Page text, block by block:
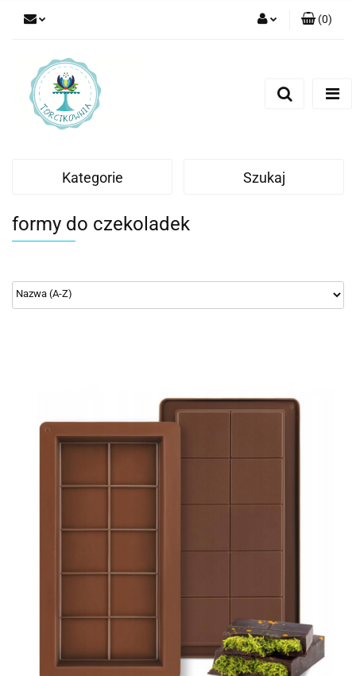
(0)
Kategorie Szukaj
formy do czekoladek